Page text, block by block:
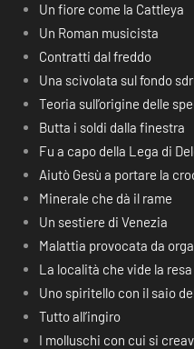
Un fiore come la Cattleya
Un Roman musicista
Contratti dal freddo
Una scivolata sul fondo
Teoria sull’origine delle
Butta i soldi dalla finestra
Fu a capo della Lega di
Aiutò Gesù a portare la
Minerale che dà il rame
Un sestiere di Venezia
Malattia provocata da
La località che vide la
Uno spiritello con il saio
Tutto all’ingiro
I molluschi con cui si